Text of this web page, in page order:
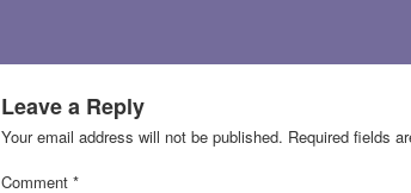
Leave a Reply
Your email address will not be published. Required fields
Comment*